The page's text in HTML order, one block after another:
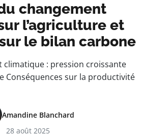
changement
l’agriculture et
le bilan carbone
climatique : pression croissante
Conséquences sur la productivité
Amandine Blanchard
28 août 2025